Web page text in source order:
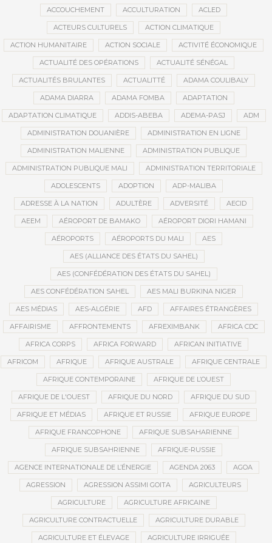
ACCOUCHEMENT ACCULTURATION ACLED
ACTEURS CULTURELS ACTION CLIMATIQUE
ACTION HUMANITAIRE ACTION SOCIALE ACTIVITÉ ÉCONOMIQUE
ACTUALITÉ DES OPÉRATIONS ACTUALITÉ SÉNÉGAL
ACTUALITÉS BRULANTES ACTUALITTÉ ADAMA COULIBALY
ADAMA DIARRA ADAMA FOMBA ADAPTATION
ADAPTATION CLIMATIQUE ADDIS-ABEBA ADEMA-PASJ ADM
ADMINISTRATION DOUANIÈRE ADMINISTRATION EN LIGNE
ADMINISTRATION MALIENNE ADMINISTRATION PUBLIQUE
ADMINISTRATION PUBLIQUE MALI ADMINISTRATION TERRITORIALE
ADOLESCENTS ADOPTION ADP-MALIBA
ADRESSE À LA NATION ADULTÈRE ADVERSITÉ AECID
AEEM AÉROPORT DE BAMAKO AÉROPORT DIORI HAMANI
AÉROPORTS AÉROPORTS DU MALI AES
AES (ALLIANCE DES ÉTATS DU SAHEL)
AES (CONFÉDÉRATION DES ÉTATS DU SAHEL)
AES CONFÉDÉRATION SAHEL AES MALI BURKINA NIGER
AES MÉDIAS AES-ALGÉRIE AFD AFFAIRES ÉTRANGÈRES
AFFAIRISME AFFRONTEMENTS AFREXIMBANK AFRICA CDC
AFRICA CORPS AFRICA FORWARD AFRICAN INITIATIVE
AFRICOM AFRIQUE AFRIQUE AUSTRALE AFRIQUE CENTRALE
AFRIQUE CONTEMPORAINE AFRIQUE DE L’OUEST
AFRIQUE DE L'OUEST AFRIQUE DU NORD AFRIQUE DU SUD
AFRIQUE ET MÉDIAS AFRIQUE ET RUSSIE AFRIQUE EUROPE
AFRIQUE FRANCOPHONE AFRIQUE SUBSAHARIENNE
AFRIQUE SUBSAHRIENNE AFRIQUE-RUSSIE
AGENCE INTERNATIONALE DE L’ÉNERGIE AGENDA 2063 AGOA
AGRESSION AGRESSION ASSIMI GOITA AGRICULTEURS
AGRICULTURE AGRICULTURE AFRICAINE
AGRICULTURE CONTRACTUELLE AGRICULTURE DURABLE
AGRICULTURE ET ÉLEVAGE AGRICULTURE IRRIGUÉE